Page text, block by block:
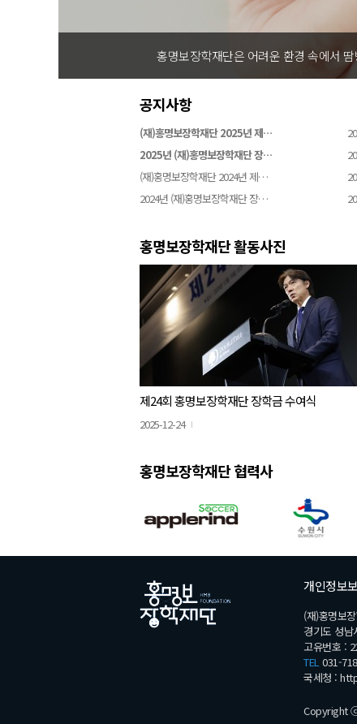
홍명보장학재단은 어려운 환경 속에서 땀방울을
공지사항
(재)홍명보장학재단 2025년 제…
2025년 (재)홍명보장학재단 장…
(재)홍명보장학재단 2024년 제…
2024년 (재)홍명보장학재단 장…
홍명보장학재단 활동사진
제24회 홍명보장학재단 장학금 수여식
2025-12-24
홍명보장학재단 협력사
개인정보
(재)홍명보
경기도 성
고유번호 :
TEL031-
국세청 :
Copyright